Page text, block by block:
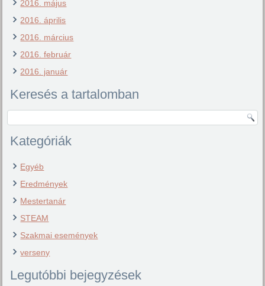
2016. május
2016. április
2016. március
2016. február
2016. január
Keresés a tartalomban
Kategóriák
Egyéb
Eredmények
Mestertanár
STEAM
Szakmai események
verseny
Legutóbbi bejegyzések